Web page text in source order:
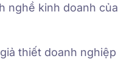
nghề kinh doanh của
thiết doanh nghiệp